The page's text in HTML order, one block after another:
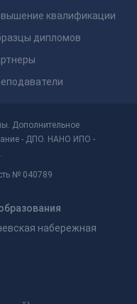
квалификации
дипломов
Дополнительное
- ДПО. НАНО ИПО -
№ 040789
набережная